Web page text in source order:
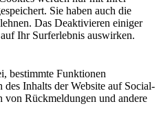
Sie haben auch die
Das Deaktivieren einiger
Ihr Surferlebnis auswirken.
bestimmte Funktionen
Inhalts der Website auf Social-
von Rückmeldungen und andere